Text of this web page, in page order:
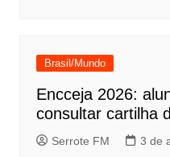
Brasil/Mundo
Encceja 2026:
consultar cartilha
Serrote FM 3 de